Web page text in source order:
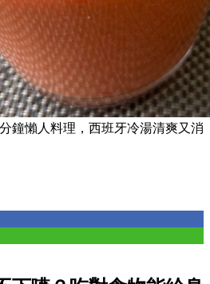
鐘懶人料理，西班牙冷湯清爽又消